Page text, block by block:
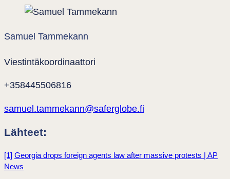
Samuel Tammekann
Viestintäkoordinaattori
+358445506816
samuel.tammekann@saferglobe.fi
Lähteet:
[1] Georgia drops foreign agents law after massive protests | AP
News